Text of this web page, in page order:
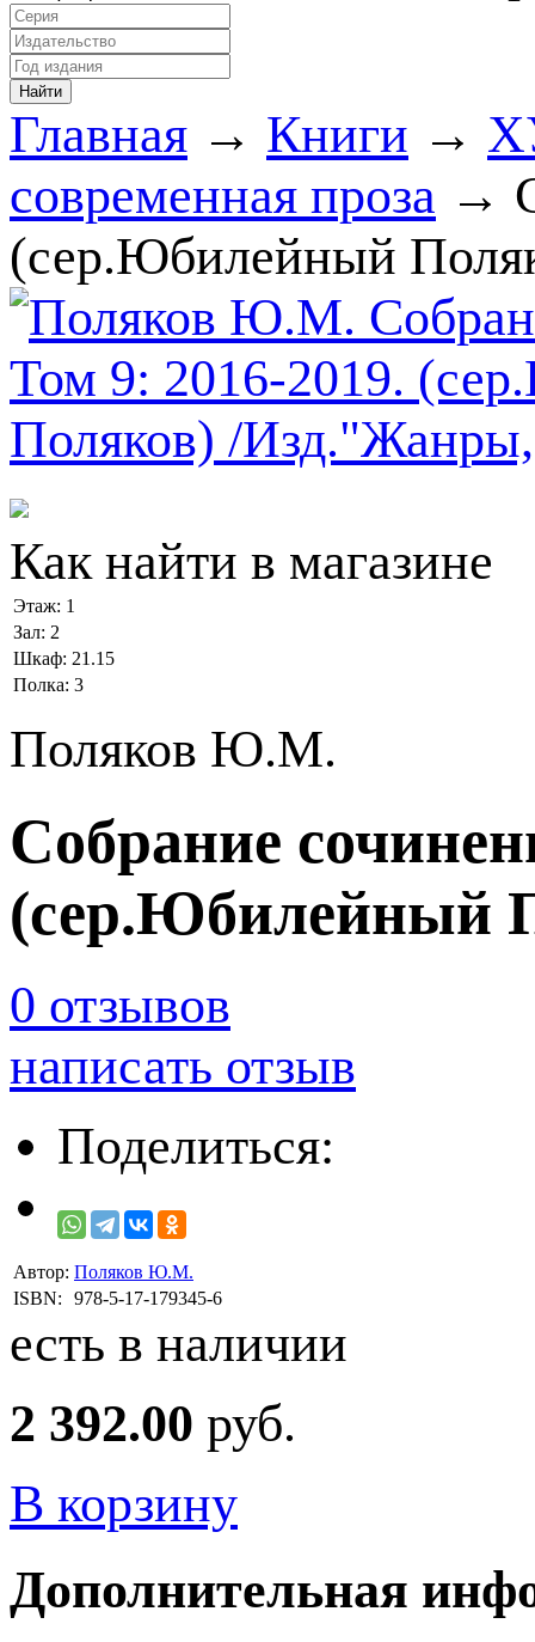
Главная → Книги →
современная проза →
(сер.Юбилейный
Как найти в магазине
Этаж: 1
Зал: 2
Шкаф: 21.15
Полка: 3
Поляков Ю.М.
Собрание
(сер.Юбилейный
0 отзывов
написать отзыв
Поделиться:
Автор: Поляков Ю.М.
ISBN:
978-5-17-179345-6
есть в наличии
2 392.00 руб.
В корзину
Дополнительная